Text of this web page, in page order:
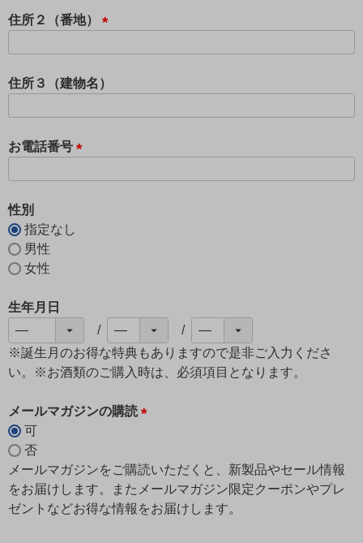
住所２（番地）
須
住所３（建物名）
お電話番号
性別
指定なし
男性
女性
生年月日
※誕生月のお得な特典もありますので是非ご入力くださ
い。※お酒類のご購入時は、必須項目となります。
メールマガジンの購読
須
)
可
否
メールマガジンをご購読いただくと、新製品やセール情報
をお届けします。またメールマガジン限定クーポンやプレ
ゼントなどお得な情報をお届けします。